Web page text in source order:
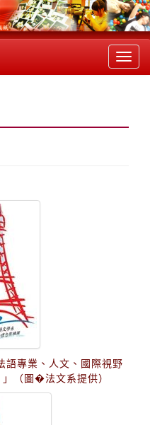
語專業、人文、國際視野
（圖�法文系提供）